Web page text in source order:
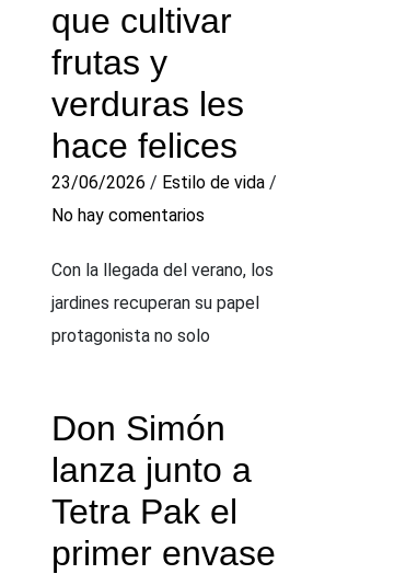
que cultivar
frutas y
verduras les
hace felices
23/06/2026 / Estilo de vida /
No hay comentarios
Con la llegada del verano, los
jardines recuperan su papel
protagonista no solo
Don Simón
lanza junto a
Tetra Pak el
primer envase